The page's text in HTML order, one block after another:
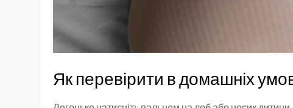
Як перевірити в домашніх